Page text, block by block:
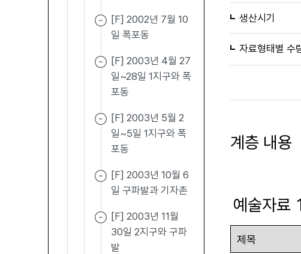
[F] 2002년 7월 10
일 폭포동
[F] 2003년 4월 27
일~28일 1지구와 폭
포동
[F] 2003년 5월 2
일~5일 1지구와 폭
포동
[F] 2003년 10월 6
일 구파발과 기자촌
[F] 2003년 11월
30일 2지구와 구파
발
생산시기
자료형태별 수
계층 내용
예술자료